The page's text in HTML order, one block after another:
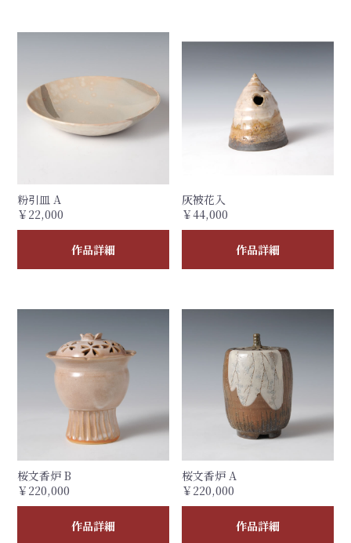
粉引皿 A
￥22,000
作品詳細
灰被花入
￥44,000
作品詳細
桜文香炉 B
￥220,000
作品詳細
桜文香炉 A
￥220,000
作品詳細